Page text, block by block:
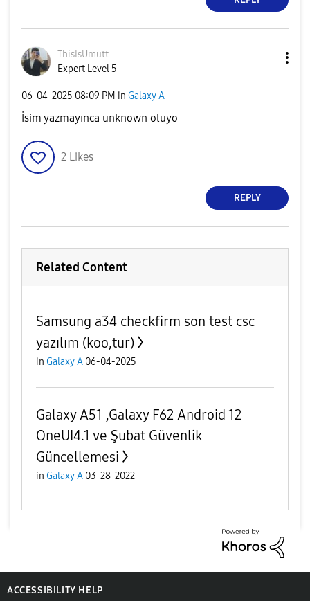
ThisIsUmutt
Expert Level 5
‎06-04-2025 08:09 PM in Galaxy A
İsim yazmayınca unknown oluyo
2 Likes
REPLY
Related Content
Samsung a34 checkfirm son test csc
yazılım (koo,tur)
in Galaxy A 06-04-2025
Galaxy A51 ,Galaxy F62 Android 12
OneUI4.1 ve Şubat Güvenlik
Güncellemesi
in Galaxy A 03-28-2022
ACCESSIBILITY HELP